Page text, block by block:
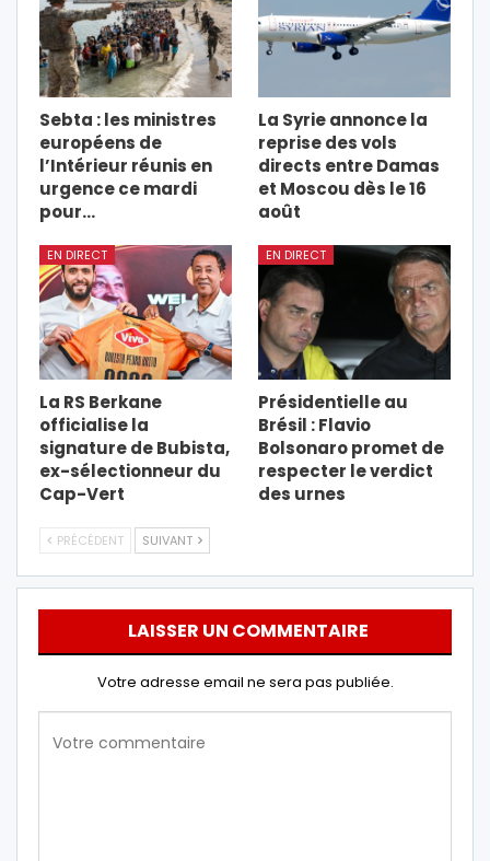
Sebta : les ministres
européens de
l’Intérieur réunis en
urgence ce mardi
pour…
La Syrie annonce la
reprise des vols
directs entre Damas
et Moscou dès le 16
août
EN DIRECT
La RS Berkane
officialise la
signature de Bubista,
ex-sélectionneur du
Cap-Vert
EN DIRECT
Présidentielle au
Brésil : Flavio
Bolsonaro promet de
respecter le verdict
des urnes
PRÉCÉDENT SUIVANT
LAISSER UN COMMENTAIRE
Votre adresse email ne sera pas publiée.